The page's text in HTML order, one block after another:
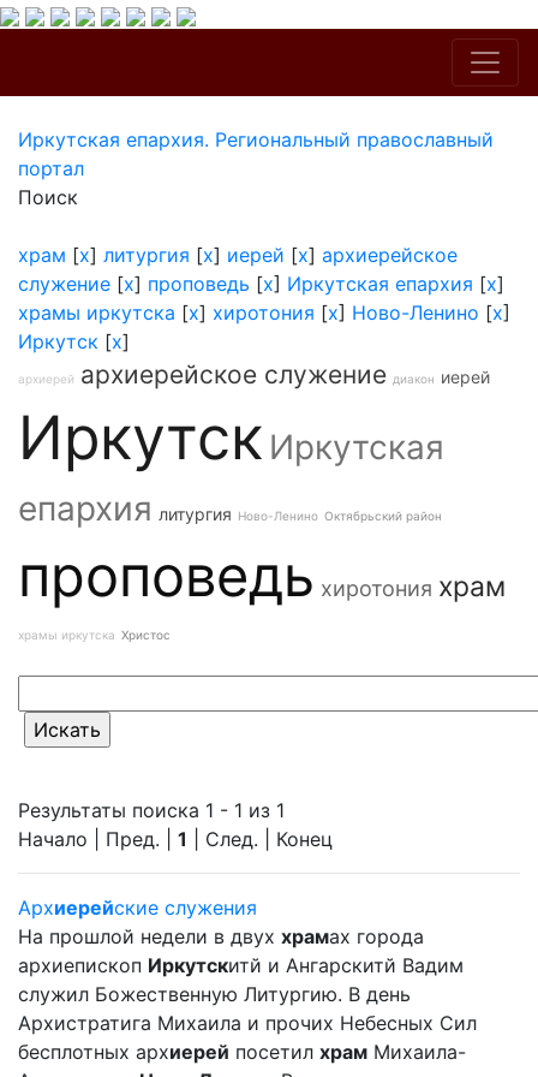
Иркутская епархия. Региональный православный
портал
Поиск
храм [x] литургия [x] иерей [x] архиерейское
служение [x] проповедь [x] Иркутская епархия [x]
храмы иркутска [x] хиротония [x] Ново-Ленино [x]
Иркутск [x]
архиерей архиерейское служение диакон иерей
Иркутск Иркутская
епархия литургия Ново-Ленино Октябрьский район
проповедь хиротония храм
храмы иркутска Христос
Результаты поиска 1 - 1 из 1
Начало | Пред. | 1 | След. | Конец
Архиерейские служения
На прошлой недели в двух храмах города
архиепископ Иркутскитй и Ангарскитй Вадим
служил Божественную Литургию. В день
Архистратига Михаила и прочих Небесных Сил
бесплотных архиерей посетил храм Михаила-